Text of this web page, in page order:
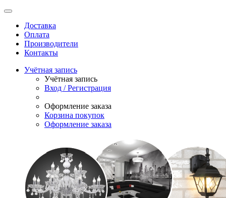
Доставка
Оплата
Производители
Контакты
Учётная запись
Учётная запись
Вход / Регистрация
Оформление заказа
Корзина покупок
Оформление заказа